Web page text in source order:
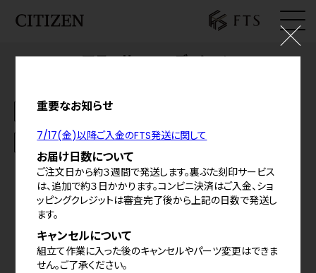
お気に入り
カート
特定商取引法に基づく表示
プライバシーポリシー
ご利用規約
アテッサ FTSエディション
基本仕様
お知らせ重要なお知らせ
7/17(金)以降ご入金のFTS発送に関して
お届け日数について
ご注文日から約３週間で発送します。裏ぶた刻印サービス
は、追加で約３日かかります。コンビニ決済はご入金、ショ
ッピングクレジットは審査完了後から上記の日数で発送し
ます。
キャンセルについて
組立て作業に入った後のキャンセルやパーツ変更はできま
せん。ご了承ください。